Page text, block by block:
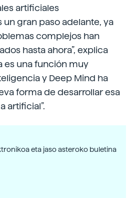
artificiales
un gran paso adelante, ya
complejos han
hasta ahora”, explica
es una función muy
y Deep Mind ha
forma de desarrollar esa
artificial”.
eta jaso asteroko buletina